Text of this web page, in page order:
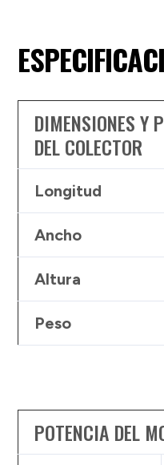
DIMENSIONES Y
DEL COLECTOR
Longitud
Ancho
Altura
Peso
POTENCIA DEL